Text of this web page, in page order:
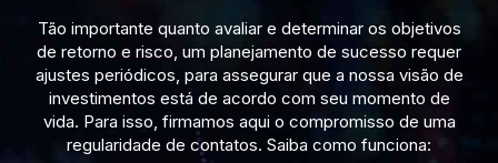
Tão importante quanto avaliar e determinar os objetivos
de retorno e risco, um planejamento de sucesso requer
ajustes periódicos, para assegurar que a nossa visão de
investimentos está de acordo com seu momento de
vida. Para isso, firmamos aqui o compromisso de uma
regularidade de contatos. Saiba como funciona: